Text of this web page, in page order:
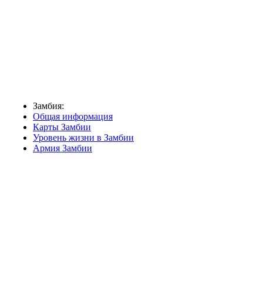
Замбия:
Общая информация
Карты Замбии
Уровень жизни в Замбии
Армия Замбии